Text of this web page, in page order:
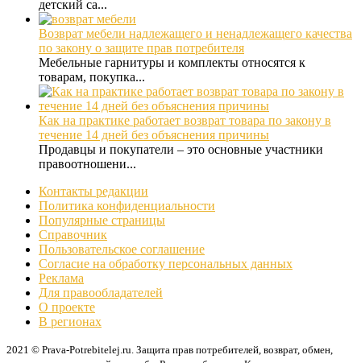
детский са...
Возврат мебели надлежащего и ненадлежащего качества
по закону о защите прав потребителя
Мебельные гарнитуры и комплекты относятся к
товарам, покупка...
Как на практике работает возврат товара по закону в
течение 14 дней без объяснения причины
Продавцы и покупатели – это основные участники
правоотношени...
Контакты редакции
Политика конфиденциальности
Популярные страницы
Справочник
Пользовательское соглашение
Согласие на обработку персональных данных
Реклама
Для правообладателей
О проекте
В регионах
2021 © Prava-Potrebitelej.ru. Защита прав потребителей, возврат, обмен,